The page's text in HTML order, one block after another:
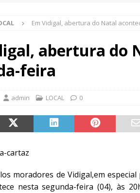
Em Vidigal, abertura do Natal
abertura do
feira
admin LOCAL 0
moradores de Vidigal,em
nesta segunda-feira (04), às